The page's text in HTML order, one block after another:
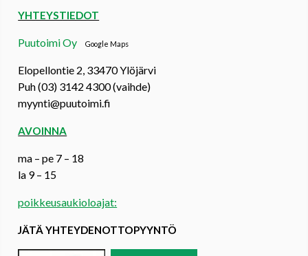
YHTEYSTIEDOT
Puutoimi OyGoogle Maps
Elopellontie 2, 33470 Ylöjärvi
Puh (03) 3142 4300 (vaihde)
myynti@puutoimi.fi
AVOINNA
ma – pe 7 – 18
la 9 – 15
poikkeusaukioloajat:
JÄTÄ YHTEYDENOTTOPYYNTÖ